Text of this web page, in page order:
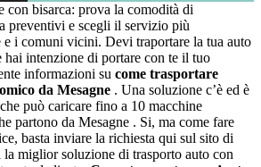
con bisarca: prova la comodità di
preventivi e scegli il servizio più
e i comuni vicini. Devi traportare la tua auto
hai intenzione di portare con te il tuo
informazioni su come trasportare
da Mesagne . Una soluzione c’è ed è
può caricare fino a 10 macchine
partono da Mesagne . Si, ma come fare
basta inviare la richiesta qui sul sito di
la miglior soluzione di trasporto auto con